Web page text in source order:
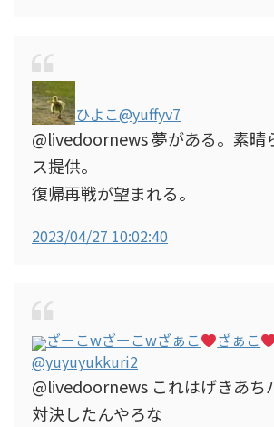
ひよこ@yuffyv7
@livedoornews 夢がある。素晴
ス提供。
復帰再戦が望まれる。
2023/04/27 10:02:40
ざーこwざーこwざぁこ
ざぁこ
@yuyuyukkuri2
@livedoornews これはげきあち
対決したんやろな